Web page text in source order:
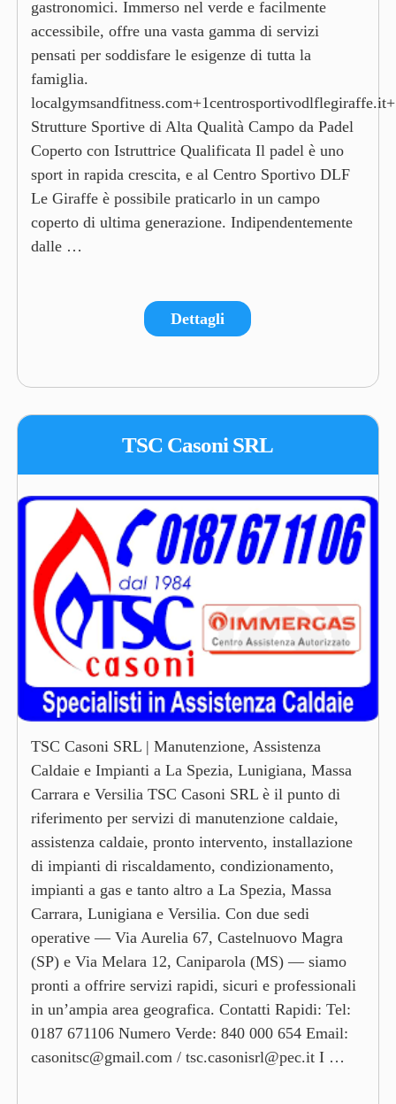
gastronomici. Immerso nel verde e facilmente
accessibile, offre una vasta gamma di servizi
pensati per soddisfare le esigenze di tutta la
famiglia.​
Strutture Sportive di Alta Qualità Campo da Padel
Coperto con Istruttrice Qualificata Il padel è uno
sport in rapida crescita, e al Centro Sportivo DLF
Le Giraffe è possibile praticarlo in un campo
coperto di ultima generazione. Indipendentemente
dalle …
Dettagli
TSC Casoni SRL
TSC Casoni SRL | Manutenzione, Assistenza
Caldaie e Impianti a La Spezia, Lunigiana, Massa
Carrara e Versilia TSC Casoni SRL è il punto di
riferimento per servizi di manutenzione caldaie,
assistenza caldaie, pronto intervento, installazione
di impianti di riscaldamento, condizionamento,
impianti a gas e tanto altro a La Spezia, Massa
Carrara, Lunigiana e Versilia. Con due sedi
operative — Via Aurelia 67, Castelnuovo Magra
(SP) e Via Melara 12, Caniparola (MS) — siamo
pronti a offrire servizi rapidi, sicuri e professionali
in un’ampia area geografica. Contatti Rapidi: Tel:
0187 671106 Numero Verde: 840 000 654 Email:
casonitsc@gmail.com / tsc.casonisrl@pec.it I …